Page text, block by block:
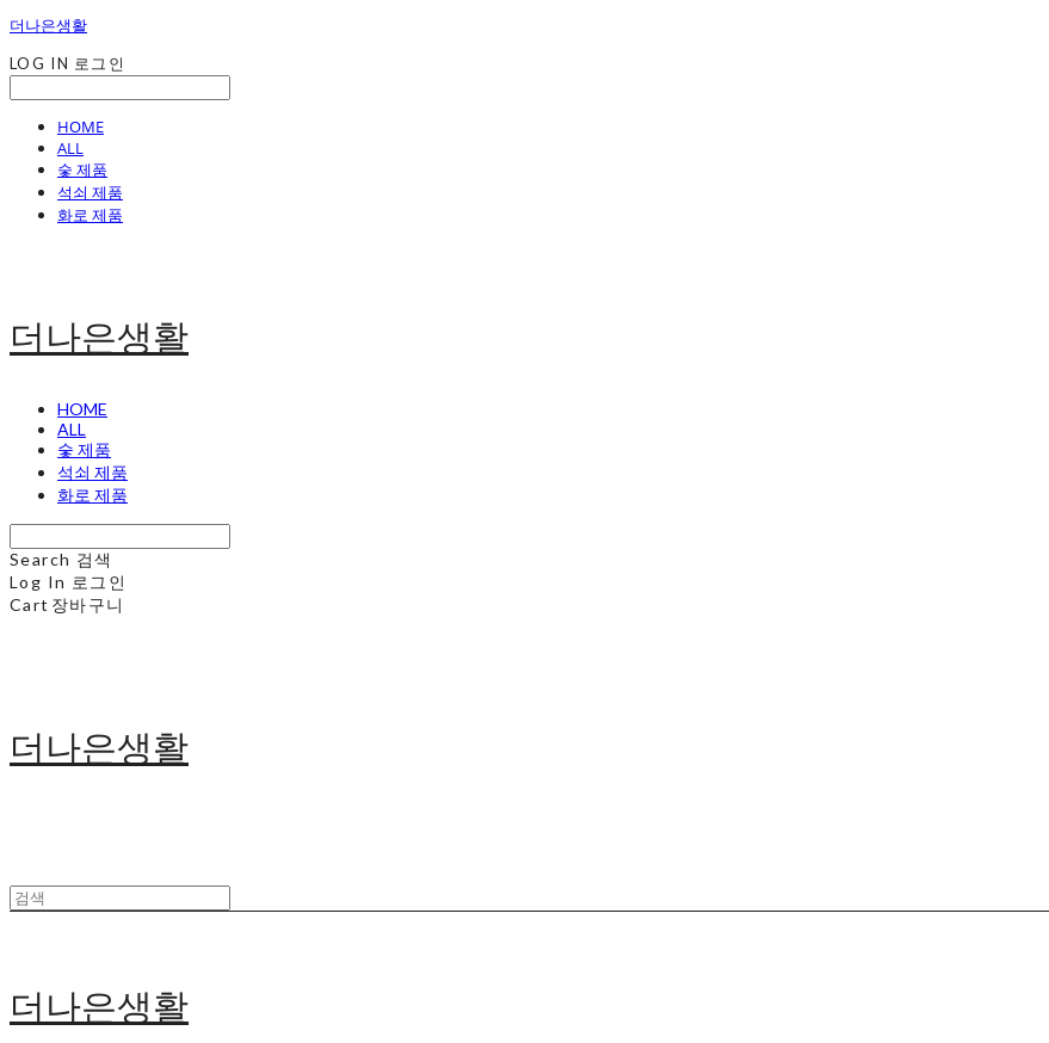
더나은생활
LOG IN 로그인
HOME
ALL
숯 제품
석쇠 제품
화로 제품
더나은생활
HOME
ALL
숯 제품
석쇠 제품
화로 제품
Search 검색
Log In 로그인
Cart 장바구니
더나은생활
더나은생활